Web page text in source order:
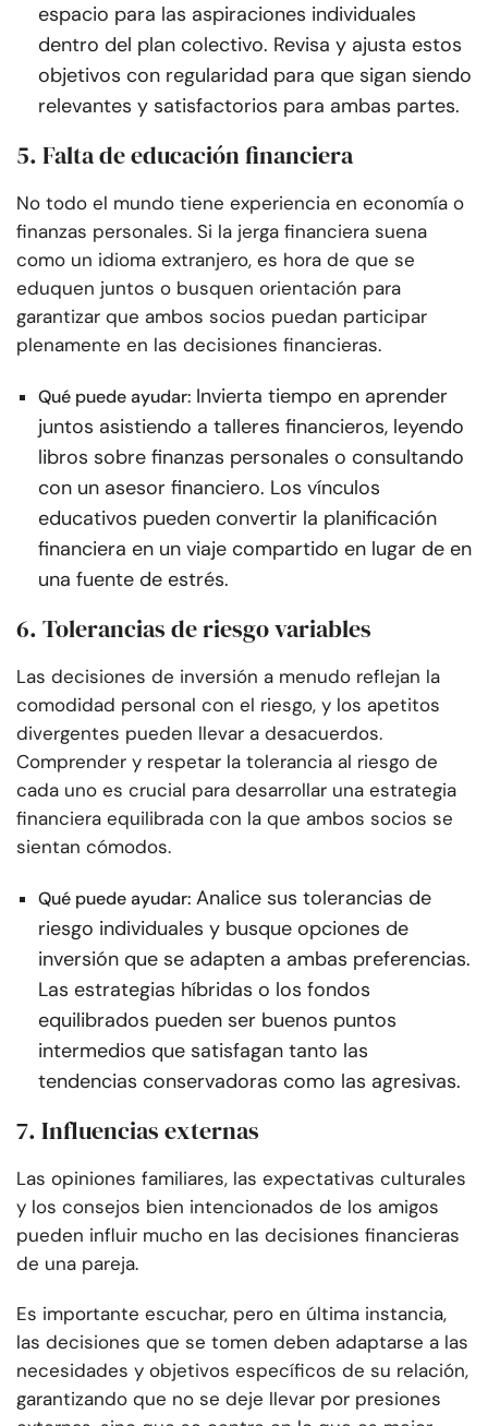
espacio para las aspiraciones individuales
dentro del plan colectivo. Revisa y ajusta estos
objetivos con regularidad para que sigan siendo
relevantes y satisfactorios para ambas partes.
5. Falta de educación financiera
No todo el mundo tiene experiencia en economía o
finanzas personales. Si la jerga financiera suena
como un idioma extranjero, es hora de que se
eduquen juntos o busquen orientación para
garantizar que ambos socios puedan participar
plenamente en las decisiones financieras.
Qué puede ayudar: Invierta tiempo en aprender
juntos asistiendo a talleres financieros, leyendo
libros sobre finanzas personales o consultando
con un asesor financiero. Los vínculos
educativos pueden convertir la planificación
financiera en un viaje compartido en lugar de en
una fuente de estrés.
6. Tolerancias de riesgo variables
Las decisiones de inversión a menudo reflejan la
comodidad personal con el riesgo, y los apetitos
divergentes pueden llevar a desacuerdos.
Comprender y respetar la tolerancia al riesgo de
cada uno es crucial para desarrollar una estrategia
financiera equilibrada con la que ambos socios se
sientan cómodos.
Qué puede ayudar: Analice sus tolerancias de
riesgo individuales y busque opciones de
inversión que se adapten a ambas preferencias.
Las estrategias híbridas o los fondos
equilibrados pueden ser buenos puntos
intermedios que satisfagan tanto las
tendencias conservadoras como las agresivas.
7. Influencias externas
Las opiniones familiares, las expectativas culturales
y los consejos bien intencionados de los amigos
pueden influir mucho en las decisiones financieras
de una pareja.
Es importante escuchar, pero en última instancia,
las decisiones que se tomen deben adaptarse a las
necesidades y objetivos específicos de su relación,
garantizando que no se deje llevar por presiones